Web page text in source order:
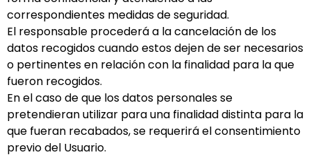
correspondientes medidas de seguridad.
El responsable procederá a la cancelación de los
datos recogidos cuando estos dejen de ser necesarios
o pertinentes en relación con la finalidad para la que
fueron recogidos.
En el caso de que los datos personales se
pretendieran utilizar para una finalidad distinta para la
que fueran recabados, se requerirá el consentimiento
previo del Usuario.